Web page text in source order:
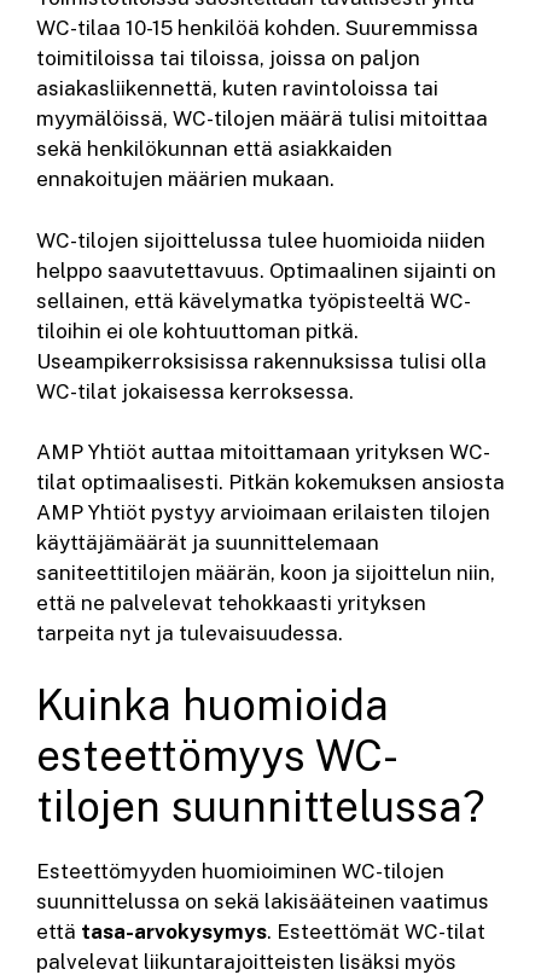
WC-tilaa 10-15 henkilöä kohden. Suuremmissa
toimitiloissa tai tiloissa, joissa on paljon
asiakasliikennettä, kuten ravintoloissa tai
myymälöissä, WC-tilojen määrä tulisi mitoittaa
sekä henkilökunnan että asiakkaiden
ennakoitujen määrien mukaan.
WC-tilojen sijoittelussa tulee huomioida niiden
helppo saavutettavuus. Optimaalinen sijainti on
sellainen, että kävelymatka työpisteeltä WC-
tiloihin ei ole kohtuuttoman pitkä.
Useampikerroksisissa rakennuksissa tulisi olla
WC-tilat jokaisessa kerroksessa.
AMP Yhtiöt auttaa mitoittamaan yrityksen WC-
tilat optimaalisesti. Pitkän kokemuksen ansiosta
AMP Yhtiöt pystyy arvioimaan erilaisten tilojen
käyttäjämäärät ja suunnittelemaan
saniteettitilojen määrän, koon ja sijoittelun niin,
että ne palvelevat tehokkaasti yrityksen
tarpeita nyt ja tulevaisuudessa.
Kuinka huomioida
esteettömyys WC-
tilojen suunnittelussa?
Esteettömyyden huomioiminen WC-tilojen
suunnittelussa on sekä lakisääteinen vaatimus
että tasa-arvokysymys. Esteettömät WC-tilat
palvelevat liikuntarajoitteisten lisäksi myös